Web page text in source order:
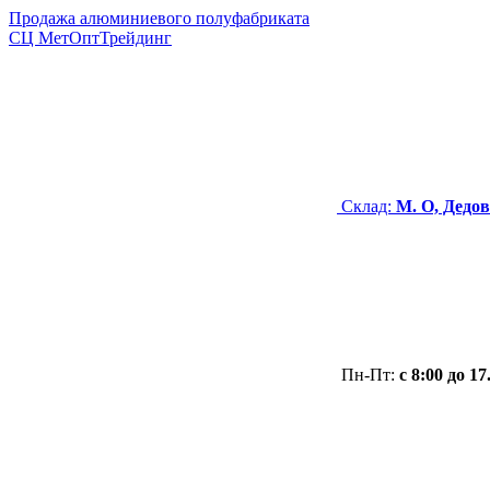
Продажа алюминиевого полуфабриката
СЦ МетОптТрейдинг
Склад: М. О,
Пн-Пт: с 8:00 до